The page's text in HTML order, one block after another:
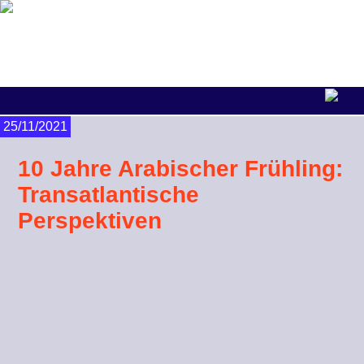
25/11/2021
10 Jahre Arabischer Frühling:
Transatlantische
Perspektiven